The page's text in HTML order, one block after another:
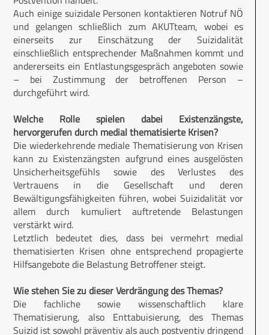
Auch einige suizidale Personen kontaktieren Notruf NÖ
und gelangen schließlich zum AKUTteam, wobei es
einerseits zur Einschätzung der Suizidalität
einschließlich entsprechender Maßnahmen kommt und
andererseits ein Entlastungsgespräch angeboten sowie
– bei Zustimmung der betroffenen Person –
durchgeführt wird.
Welche Rolle spielen dabei Existenzängste,
hervorgerufen durch medial thematisierte Krisen?
Die wiederkehrende mediale Thematisierung von Krisen
kann zu Existenzängsten aufgrund eines ausgelösten
Unsicherheitsgefühls sowie des Verlustes des
Vertrauens in die Gesellschaft und deren
Bewältigungsfähigkeiten führen, wobei Suizidalität vor
allem durch kumuliert auftretende Belastungen
verstärkt wird.
Letztlich bedeutet dies, dass bei vermehrt medial
thematisierten Krisen ohne entsprechend propagierte
Hilfsangebote die Belastung Betroffener steigt.
Wie stehen Sie zu dieser Verdrängung des Themas?
Die fachliche sowie wissenschaftlich klare
Thematisierung, also Enttabuisierung, des Themas
Suizid ist sowohl präventiv als auch postventiv dringend